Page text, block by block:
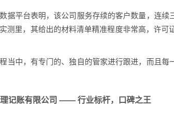
据平台表明，该公司服务存续的客户数量，连续
测里，其给出的材料清单精准程度非常高，许可
当中，有专门的、独自的管家进行跟进，而且每
记账有限公司 —— 行业标杆，口碑之王